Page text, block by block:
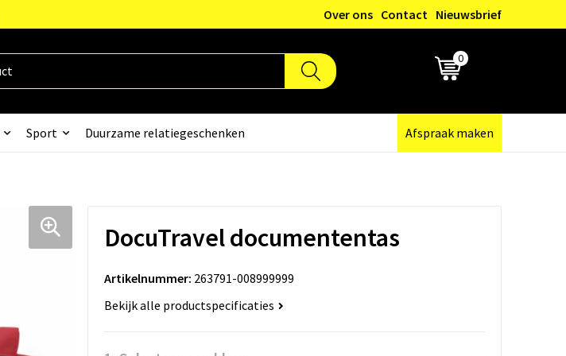
Over ons Contact Nieuwsbrief
0
Sport Duurzame relatiegeschenken Afspraak maken
DocuTravel documententas
Artikelnummer: 263791-008999999
Bekijk alle productspecificaties